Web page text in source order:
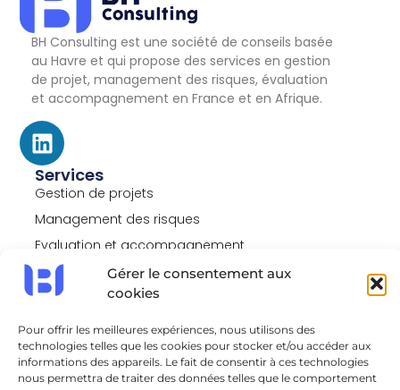
Gérer le consentement aux
cookies
Pour offrir les meilleures expériences, nous utilisons des
technologies telles que les cookies pour stocker et/ou accéder aux
informations des appareils. Le fait de consentir à ces technologies
nous permettra de traiter des données telles que le comportement
BH Consulting est une société de conseils basée
au Havre et qui propose des services en gestion
de projet, management des risques, évaluation
et accompagnement en France et en Afrique.
Services
Gestion de projets
Management des risques
Evaluation et accompagnement
Liens
Politique de confidentialité
Politique de cookies (UE)
Contact
Nous contacter